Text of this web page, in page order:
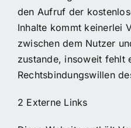
den Aufruf der
Inhalte kommt keinerlei
zwischen dem Nutzer
zustande, insoweit fehlt
Rechtsbindungswillen
2 Externe Links